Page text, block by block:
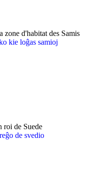
zone d'habitat des Samis
kie loĝas samioj
roi de Suede
de svedio